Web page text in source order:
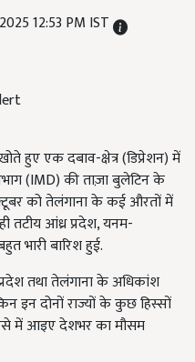
12:53 PM IST
हुए एक दबाव-क्षेत्र (डिप्रेशन) में
(IMD) की ताज़ा बुलेटिन के
को तेलंगाना के कई औरतों में
तटीय आंध्र प्रदेश, यनम-
भारी बारिश हुई.
तथा तेलंगाना के अधिकांश
इन दोनों राज्यों के कुछ हिस्सों
ऐसे में आइए देशभर का मौसम